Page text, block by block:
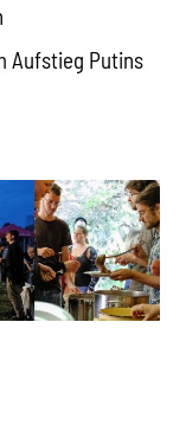
Aufstieg Putins